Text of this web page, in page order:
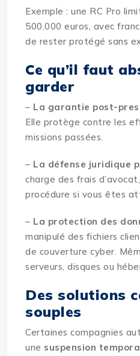
Exemple : une RC Pro
500.000 euros, avec
de rester protégé sans
Ce qu’il faut
garder
– La garantie post-
Elle protège contre les
missions passées.
– La défense juridique
charge des frais
procédure si vous êtes
– La protection des
manipulé des fichiers
de couverture cyber.
serveurs, disques ou
Des solutions
souples
Certaines compagnies
une suspension